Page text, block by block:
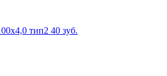
тип2 40 зуб.